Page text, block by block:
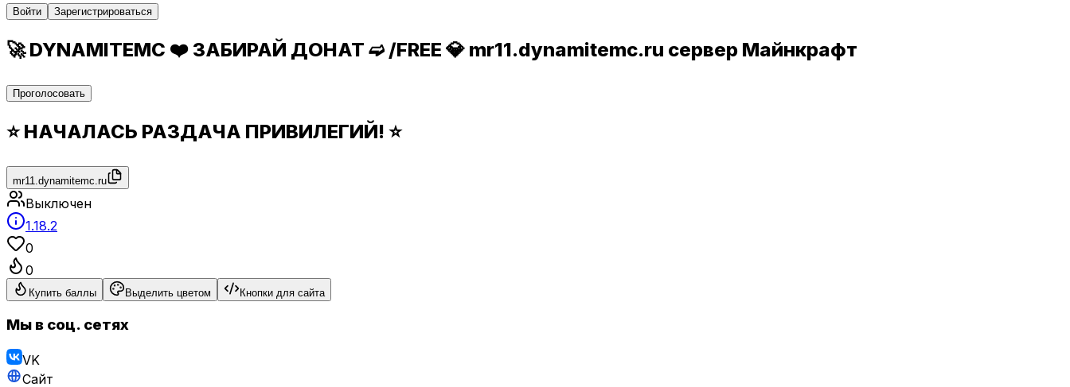
Войти Зарегистрироваться
🚀 DYNAMITEMC ❤️ ЗАБИРАЙ ДОНАТ ➫ /FREE 💎 mr11.dynamitemc.ru сервер Майнкрафт
Проголосовать
⭐ НАЧАЛАСЬ РАЗДАЧА ПРИВИЛЕГИЙ! ⭐
mr11.dynamitemc.ru
Выключен
1.18.2
0
0
Купить баллы Выделить цветом Кнопки для сайта
Мы в соц. сетях
VK
Сайт